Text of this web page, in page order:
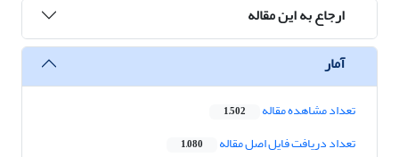
ارجاع به این مقاله
آمار
تعداد مشاهده مقاله 1,502
تعداد دریافت فایل اصل مقاله 1,080